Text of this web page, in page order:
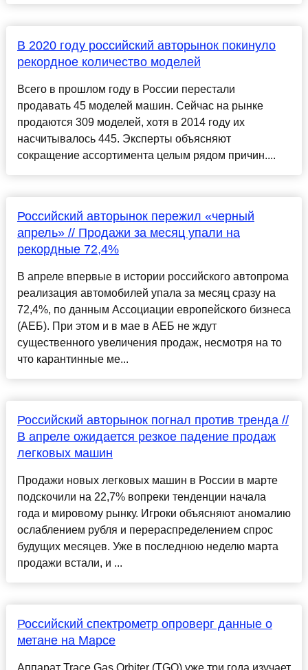
В 2020 году российский авторынок покинуло
рекордное количество моделей
Всего в прошлом году в России перестали
продавать 45 моделей машин. Сейчас на рынке
продаются 309 моделей, хотя в 2014 году их
насчитывалось 445. Эксперты объясняют
сокращение ассортимента целым рядом причин....
Российский авторынок пережил «черный
апрель» // Продажи за месяц упали на
рекордные 72,4%
В апреле впервые в истории российского автопрома
реализация автомобилей упала за месяц сразу на
72,4%, по данным Ассоциации европейского бизнеса
(АЕБ). При этом и в мае в АЕБ не ждут
существенного увеличения продаж, несмотря на то
что карантинные ме...
Российский авторынок погнал против тренда //
В апреле ожидается резкое падение продаж
легковых машин
Продажи новых легковых машин в России в марте
подскочили на 22,7% вопреки тенденции начала
года и мировому рынку. Игроки объясняют аномалию
ослаблением рубля и перераспределением спрос
будущих месяцев. Уже в последнюю неделю марта
продажи встали, и ...
Российский спектрометр опроверг данные о
метане на Марсе